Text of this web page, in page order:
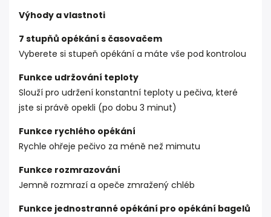
Výhody a vlastnoti
7 stupňů opékání s časovačem
Vyberete si stupeň opékání a máte vše pod kontrolou
Funkce udržování teploty
Slouží pro udržení konstantní teploty u pečiva, které
jste si právě opekli (po dobu 3 minut)
Funkce rychlého opékání
Rychle ohřeje pečivo za méně než mimutu
Funkce rozmrazování
Jemně rozmrazí a opeče zmražený chléb
Funkce jednostranné opékání pro opékání bagelů